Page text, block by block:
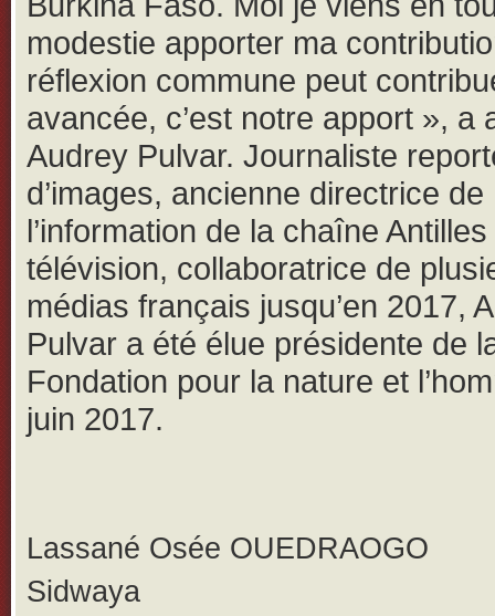
modestie apporter ma
réflexion commune peut
avancée, c’est notre apport », a
Audrey Pulvar. Journaliste
d’images, ancienne directrice de
l’information de la chaîne Antilles
télévision, collaboratrice de
médias français jusqu’en 2017,
Pulvar a été élue présidente de
Fondation pour la nature et
juin 2017.
Lassané Osée OUEDRAOGO
Sidwaya